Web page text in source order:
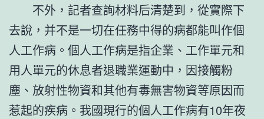
不外，記者查詢材料后清楚到，從實際下
去說，并不是一切在任務中得的病都能叫作個
人工作病。個人工作病是指企業、工作單元和
用人單元的休息者退職業運動中，因接觸粉
塵、放射性物資和其他有毒無害物資等原因而
惹起的疾病。我國現行的個人工作病有10年夜